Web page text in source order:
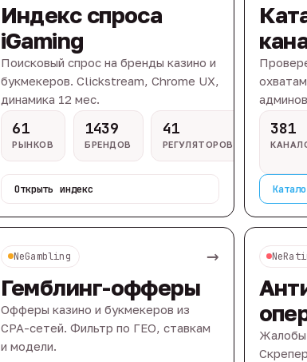
Индекс спроса
iGaming
Поисковый спрос на бренды казино и
букмекеров. Clickstream, Chrome UX,
динамика 12 мес.
61
РЫНКОВ
1439
БРЕНДОВ
41
РЕГУЛЯТОРОВ
Открыть индекс
381
NeGambling →
Гемблинг-офферы
Офферы казино и букмекеров из
CPA-сетей. Фильтр по ГЕО, ставкам
и модели.
Жалобы